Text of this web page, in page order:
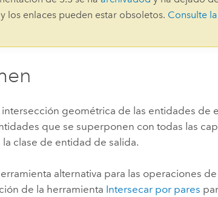
Explorar la
los enlaces pueden estar obsoletos. Consulte
intersección geométrica de las entidades de
que se superponen con todas las
clase de entidad de salida.
alternativa para las operaciones
de la herramienta Intersecar por pares